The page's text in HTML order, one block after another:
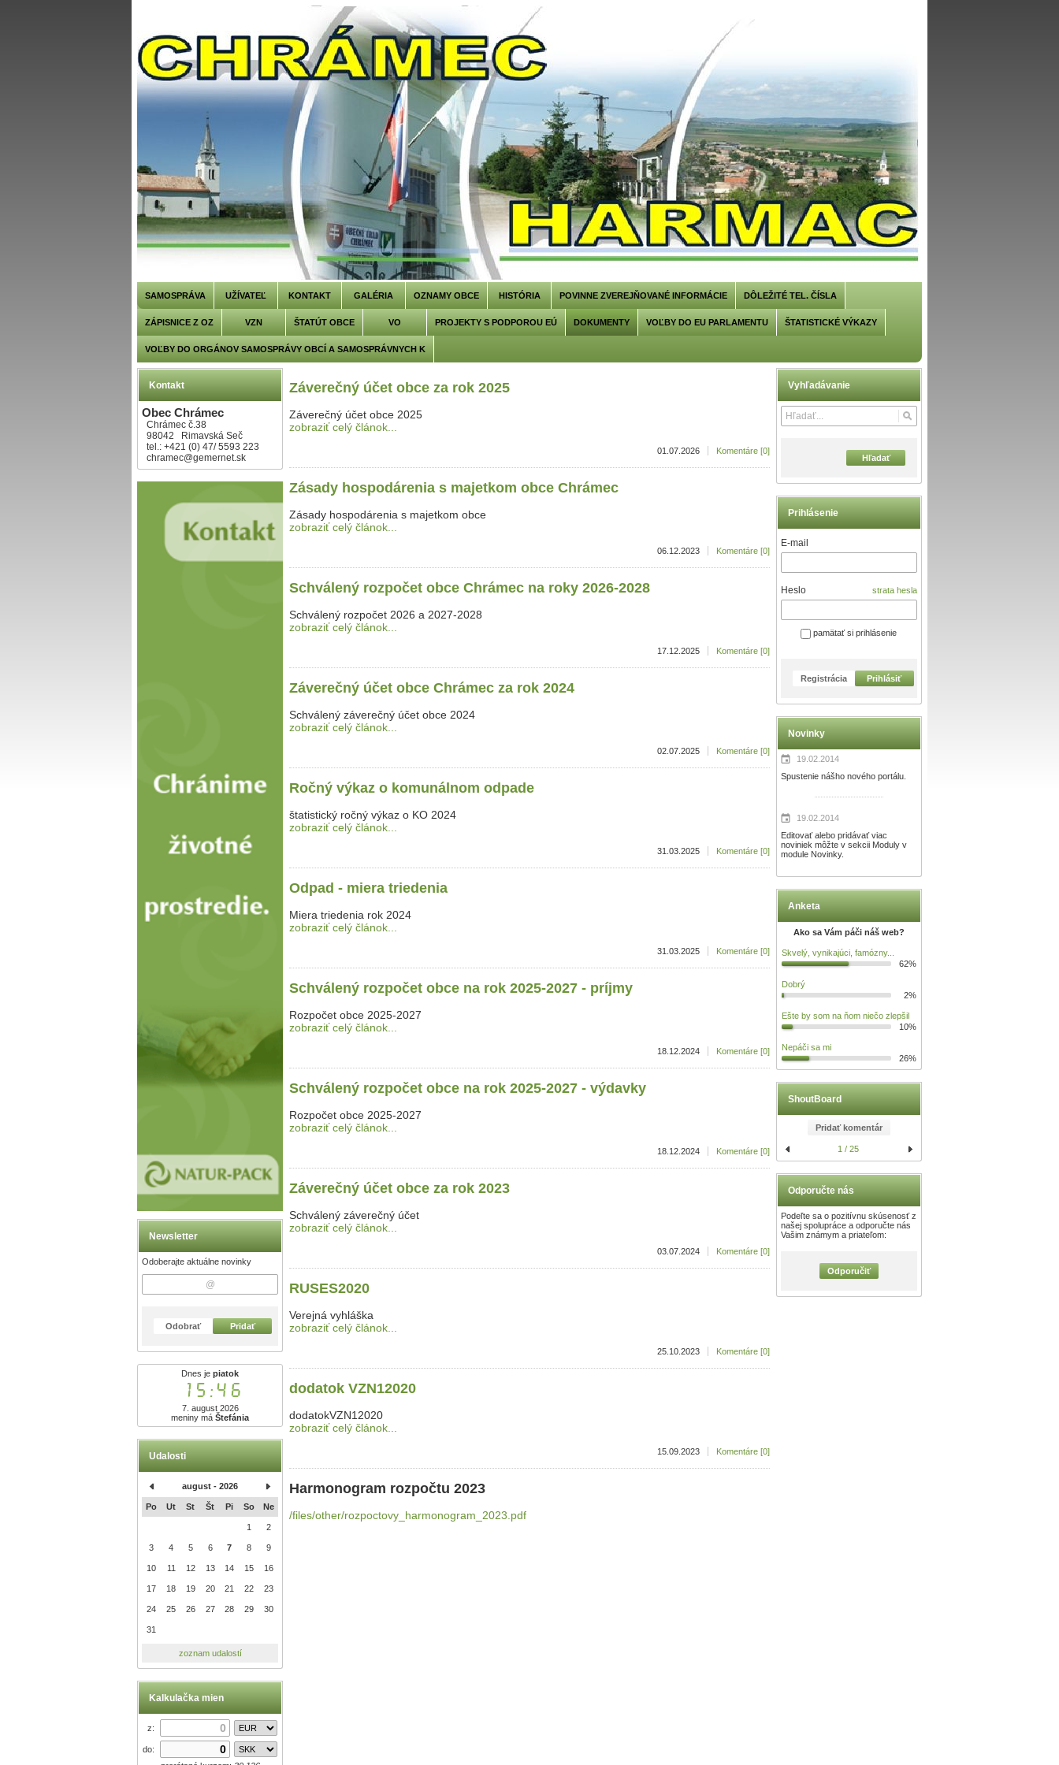
SAMOSPRÁVA UŽÍVATEĽ KONTAKT GALÉRIA OZNAMY OBCE HISTÓRIA POVINNE ZVEREJŇOVANÉ INFORMÁCIE DÔLEŽITÉ TEL. ČÍSLA
ZÁPISNICE Z OZ VZN ŠTATÚT OBCE VO PROJEKTY S PODPOROU EÚ DOKUMENTY VOĽBY DO EU PARLAMENTU ŠTATISTICKÉ VÝKAZY
VOĽBY DO ORGÁNOV SAMOSPRÁVY OBCÍ A SAMOSPRÁVNYCH K
Kontakt
Obec Chrámec
Chrámec č.38
98042 Rimavská Seč
tel.: +421 (0) 47/ 5593 223
chramec@gemernet.sk
Newsletter
Odoberajte aktuálne novinky
Odobrať Pridať
Dnes jepiatok
15:46
7. august 2026
meniny máŠtefánia
Udalosti
august - 2026
Po Ut St Št Pi So Ne
1 2
3 4 5 6 7 8 9
10 11 12 13 14 15 16
17 18 19 20 21 22 23
24 25 26 27 28 29 30
31
zoznam udalostí
Kalkulačka mien
z:
do:
Vyhľadávanie
Hľadať
Prihlásenie
E-mail
Heslo strata hesla
pamätať si prihlásenie
Registrácia Prihlásiť
Novinky
19.02.2014
Spustenie nášho nového portálu.
19.02.2014
Editovať alebo pridávať viac
noviniek môžte v sekcii Moduly v
module Novinky.
Anketa
Ako sa Vám páči náš web?
Skvelý, vynikajúci, famózny...
62%
Dobrý
2%
Ešte by som na ňom niečo zlepšil
10%
Nepáči sa mi
26%
ShoutBoard
Pridať komentár
1 / 25
Odporučte nás
Podeľte sa o pozitívnu skúsenosť z
našej spolupráce a odporučte nás
Vašim známym a priateľom:
Odporučiť
Záverečný účet obce za rok 2025
Záverečný účet obce 2025
zobraziť celý článok...
01.07.2026 Komentáre [0]
Zásady hospodárenia s majetkom obce Chrámec
Zásady hospodárenia s majetkom obce
zobraziť celý článok...
06.12.2023 Komentáre [0]
Schválený rozpočet obce Chrámec na roky 2026-2028
Schválený rozpočet 2026 a 2027-2028
zobraziť celý článok...
17.12.2025 Komentáre [0]
Záverečný účet obce Chrámec za rok 2024
Schválený záverečný účet obce 2024
zobraziť celý článok...
02.07.2025 Komentáre [0]
Ročný výkaz o komunálnom odpade
štatistický ročný výkaz o KO 2024
zobraziť celý článok...
31.03.2025 Komentáre [0]
Odpad - miera triedenia
Miera triedenia rok 2024
zobraziť celý článok...
31.03.2025 Komentáre [0]
Schválený rozpočet obce na rok 2025-2027 - príjmy
Rozpočet obce 2025-2027
zobraziť celý článok...
18.12.2024 Komentáre [0]
Schválený rozpočet obce na rok 2025-2027 - výdavky
Rozpočet obce 2025-2027
zobraziť celý článok...
18.12.2024 Komentáre [0]
Záverečný účet obce za rok 2023
Schválený záverečný účet
zobraziť celý článok...
03.07.2024 Komentáre [0]
RUSES2020
Verejná vyhláška
zobraziť celý článok...
25.10.2023 Komentáre [0]
dodatok VZN12020
dodatokVZN12020
zobraziť celý článok...
15.09.2023 Komentáre [0]
Harmonogram rozpočtu 2023
/files/other/rozpoctovy_harmonogram_2023.pdf